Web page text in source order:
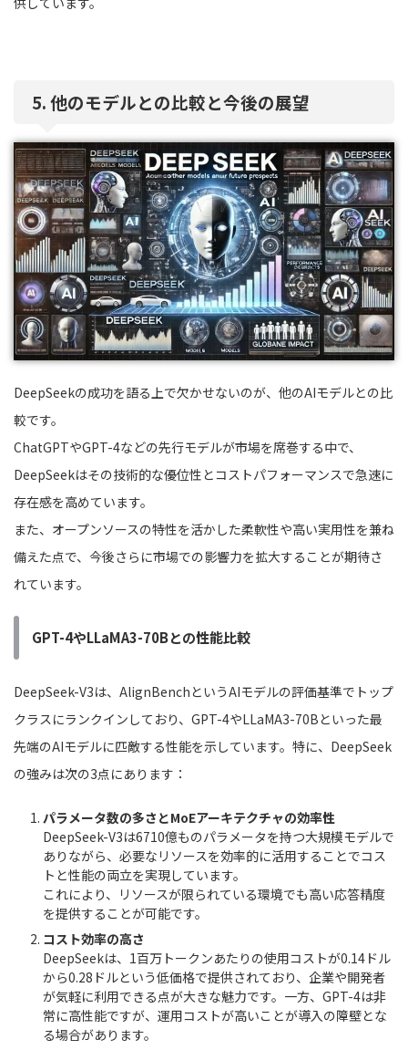
5. 他のモデルとの比較と今後の展望
DeepSeekの成功を語る上で欠かせないのが、他のAIモデルとの比
較です。
ChatGPTやGPT-4などの先行モデルが市場を席巻する中で、
DeepSeekはその技術的な優位性とコストパフォーマンスで急速に
存在感を高めています。
また、オープンソースの特性を活かした柔軟性や高い実用性を兼ね
備えた点で、今後さらに市場での影響力を拡大することが期待さ
れています。
GPT-4やLLaMA3-70Bとの性能比較
DeepSeek-V3は、AlignBenchというAIモデルの評価基準でトップ
クラスにランクインしており、GPT-4やLLaMA3-70Bといった最
先端のAIモデルに匹敵する性能を示しています。特に、DeepSeek
の強みは次の3点にあります：
パラメータ数の多さとMoEアーキテクチャの効率性
DeepSeek-V3は6710億ものパラメータを持つ大規模モデルで
ありながら、必要なリソースを効率的に活用することでコス
トと性能の両立を実現しています。
これにより、リソースが限られている環境でも高い応答精度
を提供することが可能です。
コスト効率の高さ
DeepSeekは、1百万トークンあたりの使用コストが0.14ドル
から0.28ドルという低価格で提供されており、企業や開発者
が気軽に利用できる点が大きな魅力です。一方、GPT-4は非
常に高性能ですが、運用コストが高いことが導入の障壁とな
る場合があります。